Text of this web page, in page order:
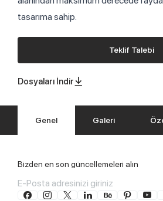
tasarıma sahip.
Teklif Talebi
Dosyaları İndir
Genel Galeri
Bizden en son güncellemeleri alın